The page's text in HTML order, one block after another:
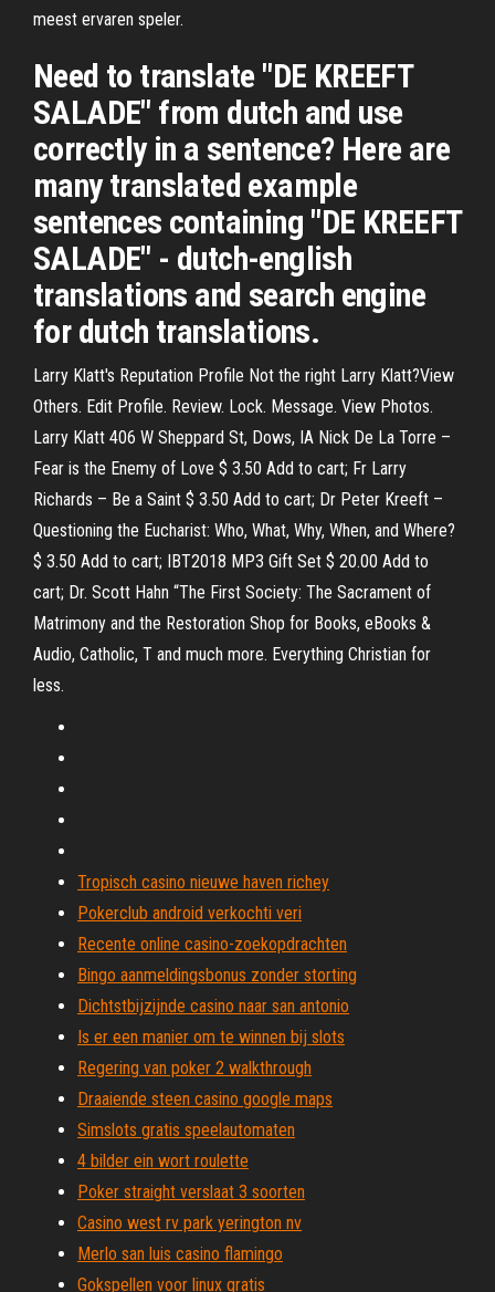
meest ervaren speler.
Need to translate "DE KREEFT
SALADE" from dutch and use
correctly in a sentence? Here are
many translated example
sentences containing "DE KREEFT
SALADE" - dutch-english
translations and search engine
for dutch translations.
Larry Klatt's Reputation Profile Not the right Larry Klatt?View
Others. Edit Profile. Review. Lock. Message. View Photos.
Larry Klatt 406 W Sheppard St, Dows, IA Nick De La Torre –
Fear is the Enemy of Love $ 3.50 Add to cart; Fr Larry
Richards – Be a Saint $ 3.50 Add to cart; Dr Peter Kreeft –
Questioning the Eucharist: Who, What, Why, When, and Where?
$ 3.50 Add to cart; IBT2018 MP3 Gift Set $ 20.00 Add to
cart; Dr. Scott Hahn “The First Society: The Sacrament of
Matrimony and the Restoration Shop for Books, eBooks &
Audio, Catholic, T and much more. Everything Christian for
less.
Tropisch casino nieuwe haven richey
Pokerclub android verkochti veri
Recente online casino-zoekopdrachten
Bingo aanmeldingsbonus zonder storting
Dichtstbijzijnde casino naar san antonio
Is er een manier om te winnen bij slots
Regering van poker 2 walkthrough
Draaiende steen casino google maps
Simslots gratis speelautomaten
4 bilder ein wort roulette
Poker straight verslaat 3 soorten
Casino west rv park yerington nv
Merlo san luis casino flamingo
Gokspellen voor linux gratis